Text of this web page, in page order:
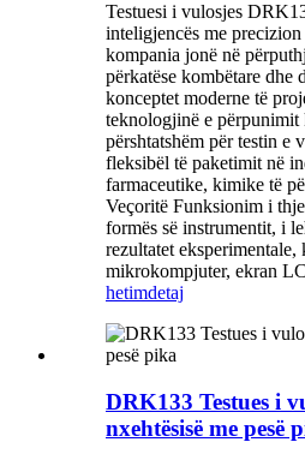
Testuesi i vulosjes
inteligjencës me
kompania jonë në
përkatëse kombëtare dhe
konceptet moderne të
teknologjinë e
përshtatshëm për testin e
fleksibël të paketimit në
farmaceutike, kimike të
Veçoritë Funksionim i
formës së instrumentit, i
rezultatet
mikrokompjuter, ekran
hetimdetaj
DRK133 Testues i
nxehtësisë me pesë